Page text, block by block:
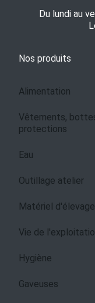
Du lundi au
Nos produits
Alimentation
Vêtements,
protections
Eau
Outillage atelier
Matériel d'élevage
Vie de
Hygiène
Gaveuses